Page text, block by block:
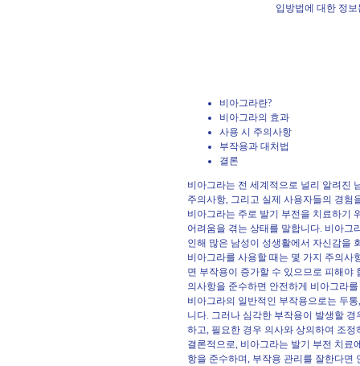
입방법에 대한 정
비아그라란?
비아그라의 효과
사용 시 주의사항
부작용과 대처법
결론
비아그라는 전 세계적으로 널리 알려진
주의사항, 그리고 실제 사용자들의 경험
비아그라는 주로 발기 부전을 치료하기
어려움을 겪는 상태를 말합니다. 비아그
인해 많은 남성이 성생활에서 자신감을
비아그라를 사용할 때는 몇 가지 주의사
면 부작용이 증가할 수 있으므로 피해야
의사항을 준수하면 안전하게 비아그라
비아그라의 일반적인 부작용으로는 두
니다. 그러나 심각한 부작용이 발생할
하고, 필요한 경우 의사와 상의하여 조정
결론적으로, 비아그라는 발기 부전 치료
항을 준수하며, 부작용 관리를 잘한다면